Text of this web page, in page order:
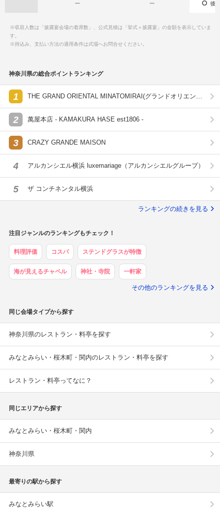
ー ー 後
※収容人数は「披露宴会場の着席数」、公式見積は「挙式＋披露宴」の金額を表示していま
す。
※持込み、支払い方法の適用条件は式場へお問合せください。
神奈川県の総合ポイントランキング
1
THE GRAND ORIENTAL MINATOMIRAI(グランドオリエンタ
2 萬屋本店 - KAMAKURA HASE est1806 -
3 CRAZY GRANDE MAISON
4 アルカンシエル横浜 luxemariage（アルカンシエルグループ）
5 ザ コンチネンタル横浜
ランキングの続きを見る
注目ジャンルのランキングもチェック！
料理評価 コスパ ステンドグラスが特徴
海が見えるチャペル 神社・寺院 一軒家
その他のランキングを見る
同じ会場タイプから探す
神奈川県のレストラン・料亭を探す
みなとみらい・桜木町・関内のレストラン・料亭を探す
レストラン・料亭ってなに？
同じエリアから探す
みなとみらい・桜木町・関内
神奈川県
最寄りの駅から探す
みなとみらい駅